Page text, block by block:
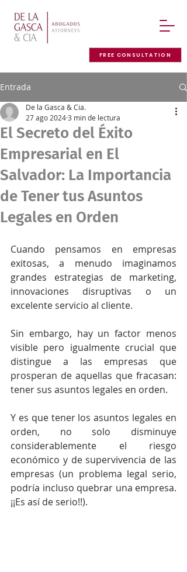
FREE CONSULTATION
Entrada
El Secreto del Éxito
Empresarial en El
Salvador: La Importancia
de Tener tus Asuntos
Legales en Orden
De la Gasca & Cia.
27 ago 20243 min de lectura
Cuando pensamos en empresas
exitosas, a menudo imaginamos
grandes estrategias de marketing,
innovaciones disruptivas o un
excelente servicio al cliente.
Sin embargo, hay un factor menos
visible pero igualmente crucial que
distingue a las empresas que
prosperan de aquellas que fracasan:
tener sus asuntos legales en orden.
Y es que tener los asuntos legales en
orden, no solo disminuye
considerablemente el riesgo
económico y de supervivencia de las
empresas (un problema legal serio,
podría incluso quebrar una empresa.
¡¡Es así de serio!!).